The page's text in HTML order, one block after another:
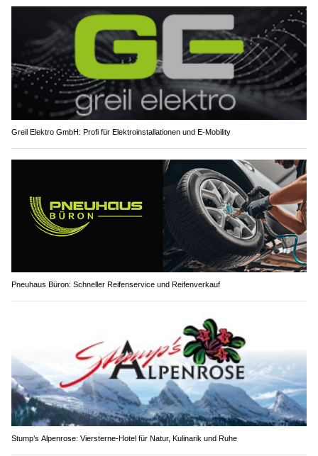
Greil Elektro GmbH: Profi für Elektroinstallationen und E-Mobility
Pneuhaus Büron: Schneller Reifenservice und Reifenverkauf
Stump’s Alpenrose: Viersterne-Hotel für Natur, Kulinarik und Ruhe